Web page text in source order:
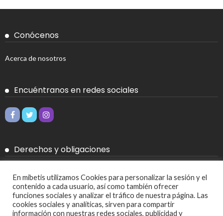
Conócenos
Acerca de nosotros
Encuéntranos en redes sociales
Derechos y obligaciones
Política de Cookies
Política de privacidad
En mibetis utilizamos Cookies para personalizar la sesión y el
contenido a cada usuario, así como también ofrecer
funciones sociales y analizar el tráfico de nuestra página. Las
cookies sociales y analíticas, sirven para compartir
información con nuestras redes sociales, publicidad y